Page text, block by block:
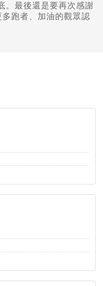
。最後還是要再次感謝
跑者、加油的觀眾認